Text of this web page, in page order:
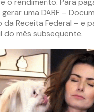
uma DARF –
da Receita Federal – e
do mês subsequente.